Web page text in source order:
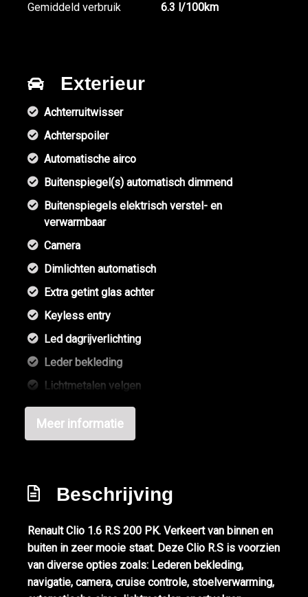
Gemiddeld verbruik
6.3 l/100km
Exterieur
Achterruitwisser
Achterspoiler
Automatische airco
Buitenspiegel(s) automatisch dimmend
Buitenspiegels elektrisch verstel- en
verwarmbaar
Camera
Dimlichten automatisch
Extra getint glas achter
Keyless entry
Led dagrijverlichting
Leder bekleding
Lichtmetalen velgen
Sportonderstel
Sportvelgen
Achterbank in delen neerklapbaar
Bestuurdersstoel in hoogte verstelbaar
Elektrische ramen voor en achter
Lederen bekleding
Meer informatie
Beschrijving
Renault Clio 1.6 R.S 200 PK. Verkeert van binnen en
buiten in zeer mooie staat. Deze Clio R.S is voorzien
van diverse opties zoals: Lederen bekleding,
navigatie, camera, cruise controle, stoelverwarming,